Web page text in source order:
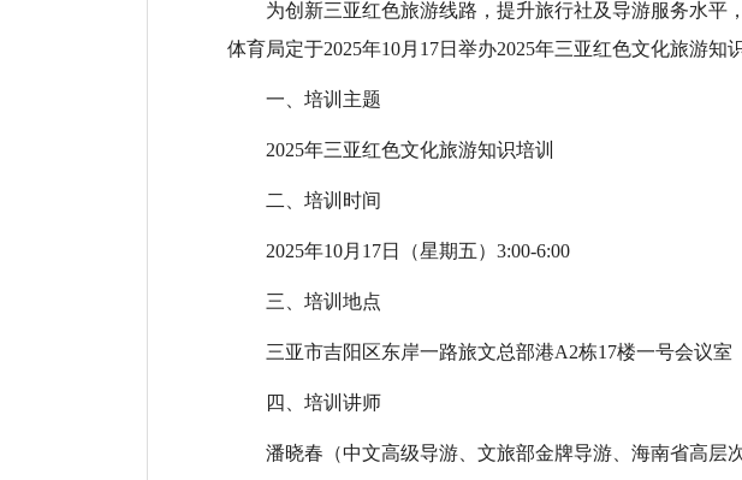
为创新三亚红色旅游线路，提升旅行社及导游服务水
体育局定于2025年10月17日举办2025年三亚红色文化旅游知
一、培训主题
2025年三亚红色文化旅游知识培训​
二、培训时间
2025年10月17日（星期五）3:00-6:00
三、培训地点
三亚市吉阳区东岸一路旅文总部港A2栋17楼一号会议室
四、培训讲师
潘晓春（中文高级导游、文旅部金牌导游、海南省高层